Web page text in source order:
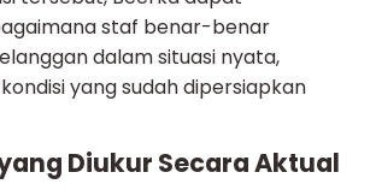
staf benar-benar
dalam situasi nyata,
yang sudah dipersiapkan
Diukur Secara Aktual